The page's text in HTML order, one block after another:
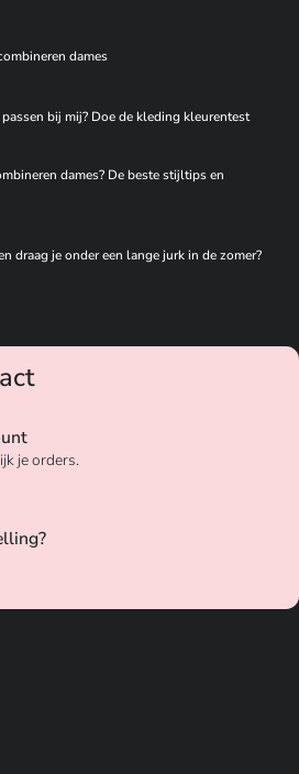
dames
bij mij? Doe de kleding kleurentest
dames? De beste stijltips en
draag je onder een lange jurk in de zomer?
je orders.